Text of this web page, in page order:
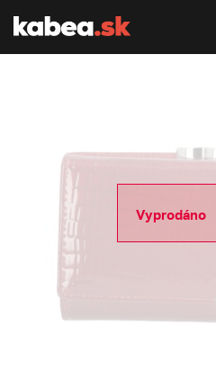
Vyprodáno